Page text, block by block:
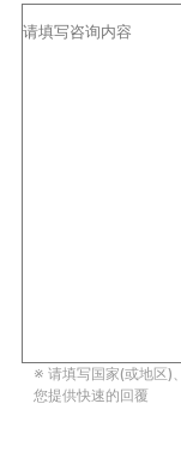
※ 请填写国家(或地区)
您提供快速的回覆